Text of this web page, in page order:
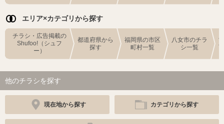
エリア×カテゴリから探す
チラシ・広告掲載の
Shufoo!（シュフ
ー）
都道府県から
探す
福岡県の市区
町村一覧
八女市のチラ
シ一覧
他のチラシを探す
現在地から探す カテゴリから探す